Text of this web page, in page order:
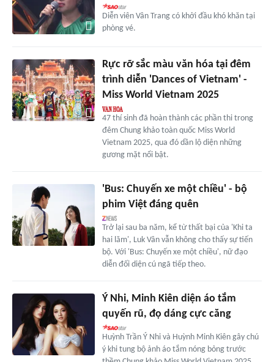
Diễn viên Vân Trang có khởi đầu khó khăn tại
phòng vé.
Rực rỡ sắc màu văn hóa tại đêm
trình diễn 'Dances of Vietnam' -
Miss World Vietnam 2025
47 thí sinh đã hoàn thành các phần thi trong
đêm Chung khảo toàn quốc Miss World
Vietnam 2025, qua đó dần lộ diện những
gương mặt nổi bật.
'Bus: Chuyến xe một chiều' - bộ
phim Việt đáng quên
Trở lại sau ba năm, kể từ thất bại của 'Khi ta
hai lăm', Luk Vân vẫn không cho thấy sự tiến
bộ. Với 'Bus: Chuyến xe một chiều', nữ đạo
diễn đối diện cú ngã tiếp theo.
Ý Nhi, Minh Kiên diện áo tắm
quyến rũ, đọ dáng cực căng
Huỳnh Trần Ý Nhi và Huỳnh Minh Kiên gây chú
ý khi tung bộ ảnh áo tắm nóng bỏng trước